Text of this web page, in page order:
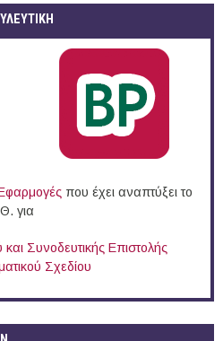
που έχει αναπτύξει το
για
Συνοδευτικής Επιστολής
Σχεδίου